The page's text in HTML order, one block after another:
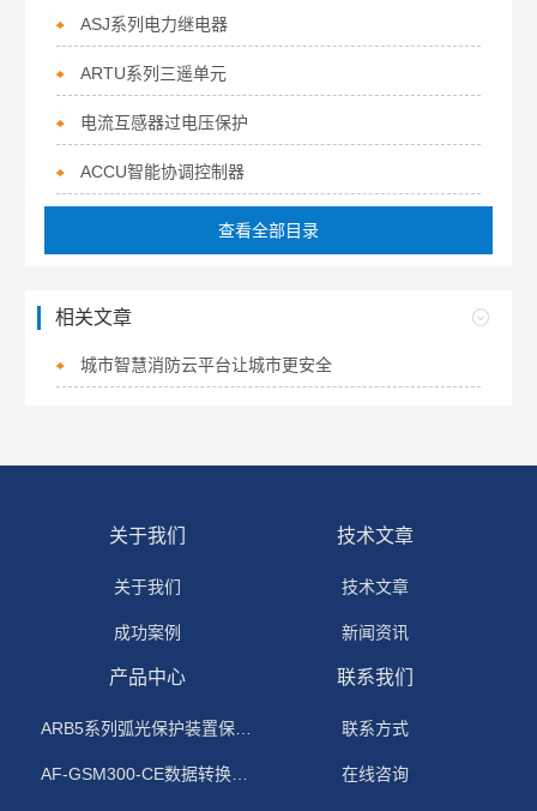
ASJ系列电力继电器
ARTU系列三遥单元
电流互感器过电压保护
ACCU智能协调控制器
查看全部目录
相关文章
城市智慧消防云平台让城市更安全
关于我们
关于我们
成功案例
技术文章
技术文章
新闻资讯
产品中心
ARB5系列弧光保护装置保护功能原理
AF-GSM300-CE数据转换模块
联系我们
联系方式
在线咨询